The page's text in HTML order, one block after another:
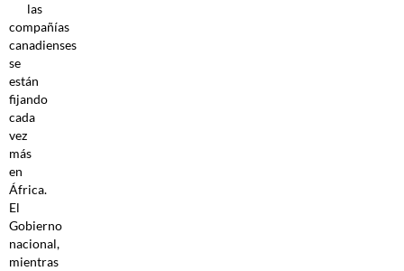
las
compañías
canadienses
se
están
fijando
cada
vez
más
en
África.
El
Gobierno
nacional,
mientras